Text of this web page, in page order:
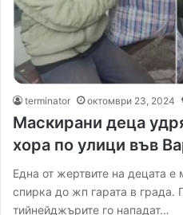
terminator октомври 23, 2024
Маскирани деца
хора по улици във
Една от жертвите на децата
спирка до жп гарата в града.
тийнейджърите го нападат…